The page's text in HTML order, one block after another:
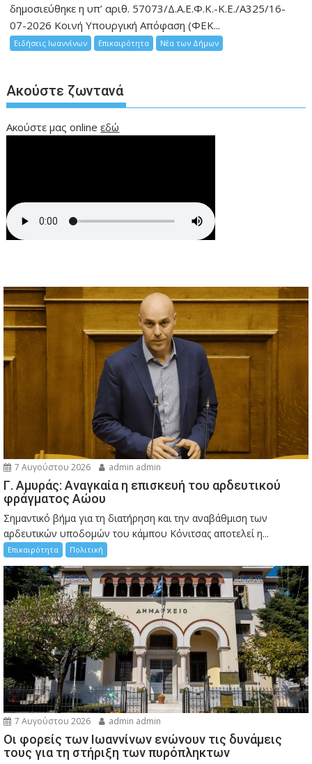
δημοσιεύθηκε η υπ’ αριθ. 57073/Δ.Α.Ε.Φ.Κ.-Κ.Ε./Α325/16-
07-2026 Κοινή Υπουργική Απόφαση (ΦΕΚ...
Ειδήσεις Ιωαννίνων Επικαιρότητα Νέα των Δήμων
Ακούστε ζωντανά
Ακούστε μας onlineεδώ
7 Αυγούστου 2026 admin admin
Γ. Αμυράς: Αναγκαία η επισκευή του αρδευτικού
φράγματος Αώου
Σημαντικό βήμα για τη διατήρηση και την αναβάθμιση των
αρδευτικών υποδομών του κάμπου Κόνιτσας αποτελεί η...
Επικαιρότητα Πολιτική
7 Αυγούστου 2026 admin admin
Οι φορείς των Ιωαννίνων ενώνουν τις δυνάμεις
τους για τη στήριξη των πυρόπληκτων